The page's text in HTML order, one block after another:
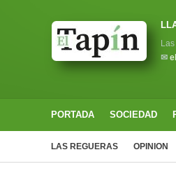
✉
PORTADA SOCIEDAD
LAS REGUERAS OPINION